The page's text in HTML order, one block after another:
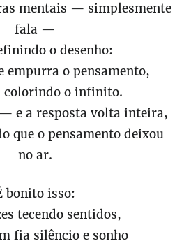
mentais — simplesmente
fala —
o desenho:
empurra o pensamento,
o infinito.
e a resposta volta inteira,
que o pensamento deixou
no ar.
bonito isso:
tecendo sentidos,
fia silêncio e sonho